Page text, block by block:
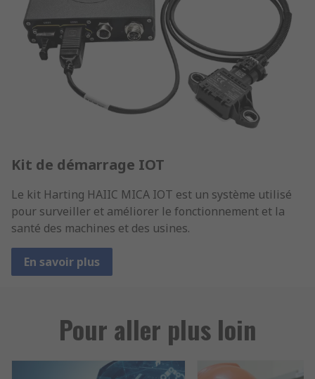
Kit de démarrage IOT
Le kit Harting HAIIC MICA IOT est un système utilisé
pour surveiller et améliorer le fonctionnement et la
santé des machines et des usines.
En savoir plus
Pour aller plus loin